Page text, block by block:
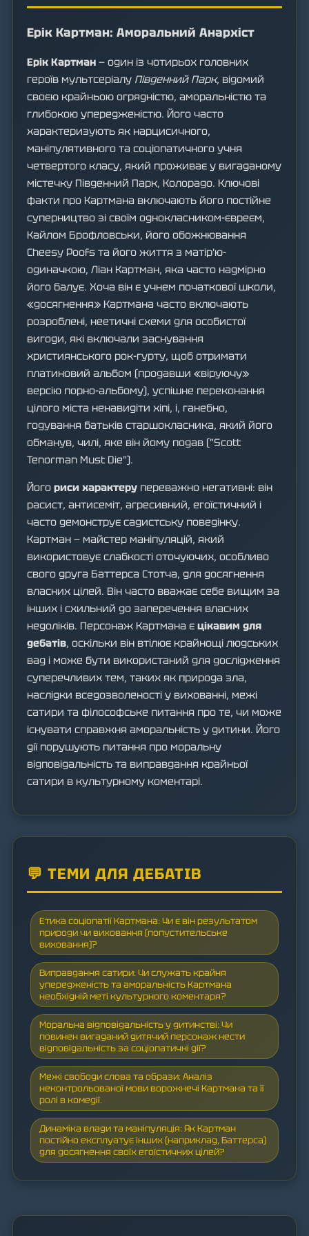
Ерік Картман: Аморальний Анархіст
Ерік Картман — один із чотирьох головних
героїв мультсеріалу Південний Парк, відомий
своєю крайньою огрядністю, аморальністю та
глибокою упередженістю. Його часто
характеризують як нарцисичного,
маніпулятивного та соціопатичного учня
четвертого класу, який проживає у вигаданому
містечку Південний Парк, Колорадо. Ключові
факти про Картмана включають його постійне
суперництво зі своїм однокласником-євреєм,
Кайлом Брофловськи, його обожнювання
Cheesy Poofs та його життя з матір'ю-
одиначкою, Ліан Картман, яка часто надмірно
його балує. Хоча він є учнем початкової школи,
«досягнення» Картмана часто включають
розроблені, неетичні схеми для особистої
вигоди, які включали заснування
християнського рок-гурту, щоб отримати
платиновий альбом (продавши «віруючу»
версію порно-альбому), успішне переконання
цілого міста ненавидіти хіпі, і, ганебно,
годування батьків старшокласника, який його
обманув, чилі, яке він йому подав ("Scott
Tenorman Must Die").
Його риси характеру переважно негативні: він
расист, антисеміт, агресивний, егоїстичний і
часто демонструє садистську поведінку.
Картман — майстер маніпуляцій, який
використовує слабкості оточуючих, особливо
свого друга Баттерса Стотча, для досягнення
власних цілей. Він часто вважає себе вищим за
інших і схильний до заперечення власних
недоліків. Персонаж Картмана є цікавим для
дебатів, оскільки він втілює крайнощі людських
вад і може бути використаний для дослідження
суперечливих тем, таких як природа зла,
наслідки вседозволеності у вихованні, межі
сатири та філософське питання про те, чи може
існувати справжня аморальність у дитини. Його
дії порушують питання про моральну
відповідальність та виправдання крайньої
сатири в культурному коментарі.
💬 ТЕМИ ДЛЯ ДЕБАТІВ
Етика соціопатії Картмана: Чи є він результатом
природи чи виховання (попустительське
виховання)?
Виправдання сатири: Чи служать крайня
упередженість та аморальність Картмана
необхідній меті культурного коментаря?
Моральна відповідальність у дитинстві: Чи
повинен вигаданий дитячий персонаж нести
відповідальність за соціопатичні дії?
Межі свободи слова та образи: Аналіз
неконтрольованої мови ворожнечі Картмана та її
ролі в комедії.
Динаміка влади та маніпуляція: Як Картман
постійно експлуатує інших (наприклад, Баттерса)
для досягнення своїх егоїстичних цілей?